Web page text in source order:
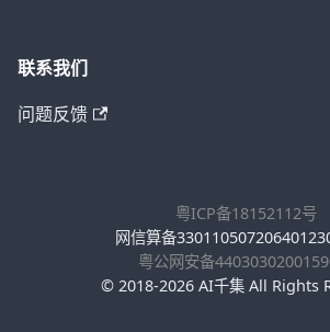
联系我们
问题反馈
粤ICP备18152112号
网信算备
粤公网安备
© 2018-2026 AI千集 All Rights